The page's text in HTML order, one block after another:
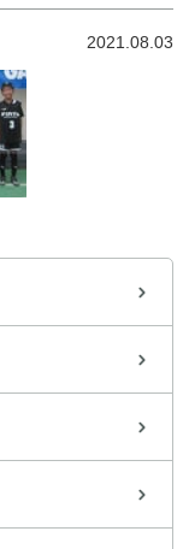
2021.08.03